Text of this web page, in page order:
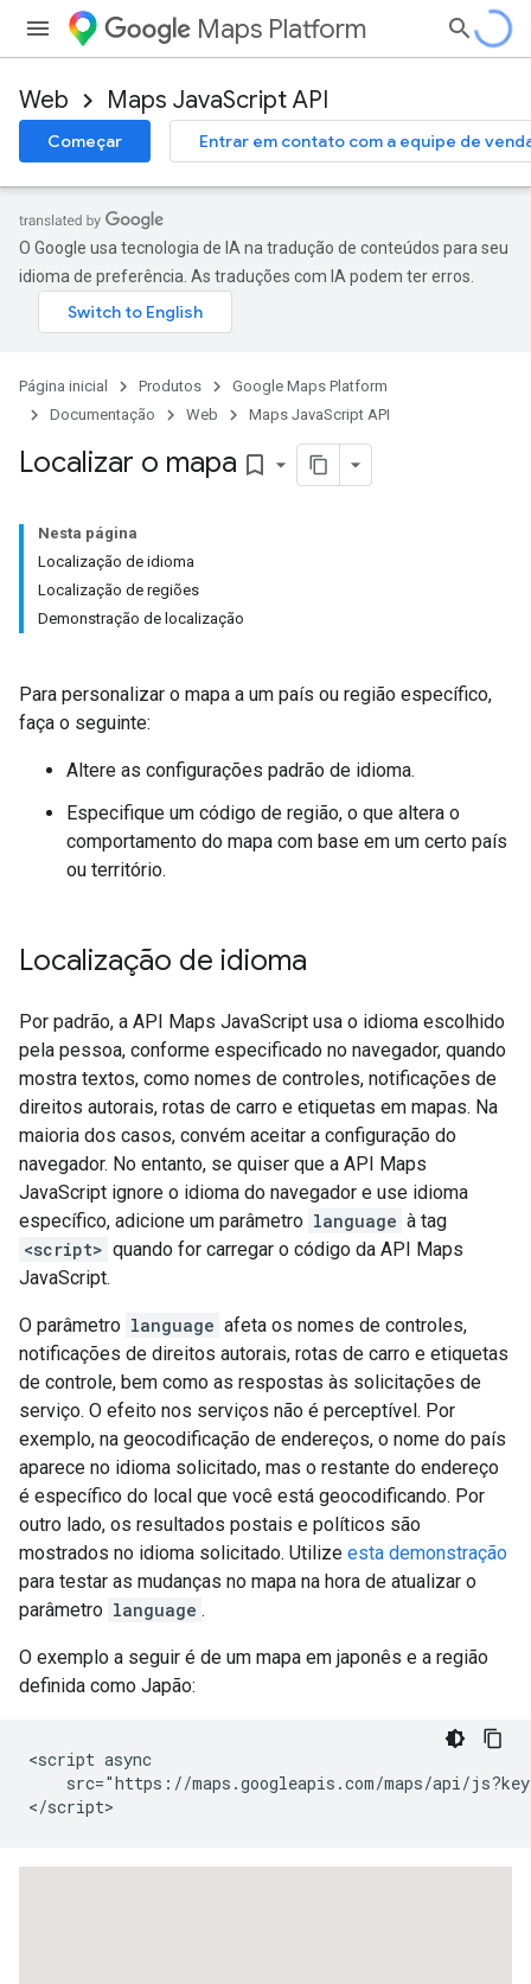
Maps Platform
Web Maps JavaScript API
Começar Entrar em contato com a equipe de
O Google usa tecnologia de IA na tradução de conteúdos para seu
idioma de preferência. As traduções com IA podem ter erros.
Página inicial Produtos
Google Maps Platform
Documentação
Web Maps JavaScript API
Localizar o mapa bookmark_border
Nesta página
Localização de idioma
Localização de regiões
Demonstração de localização
Para personalizar o mapa a um país ou região específico,
faça o seguinte:
Altere as configurações padrão de idioma.
Especifique um código de região, o que altera o
comportamento do mapa com base em um certo país
ou território.
Localização de idioma
Por padrão, a API Maps JavaScript usa o idioma escolhido
pela pessoa, conforme especificado no navegador, quando
mostra textos, como nomes de controles, notificações de
direitos autorais, rotas de carro e etiquetas em mapas. Na
maioria dos casos, convém aceitar a configuração do
navegador. No entanto, se quiser que a API Maps
JavaScript ignore o idioma do navegador e use idioma
específico, adicione um parâmetro language à tag
<script> quando for carregar o código da API Maps
JavaScript.
O parâmetro language afeta os nomes de controles,
notificações de direitos autorais, rotas de carro e etiquetas
de controle, bem como as respostas às solicitações de
serviço. O efeito nos serviços não é perceptível. Por
exemplo, na geocodificação de endereços, o nome do país
aparece no idioma solicitado, mas o restante do endereço
é específico do local que você está geocodificando. Por
outro lado, os resultados postais e políticos são
mostrados no idioma solicitado. Utilize esta demonstração
para testar as mudanças no mapa na hora de atualizar o
parâmetro language .
O exemplo a seguir é de um mapa em japonês e a região
definida como Japão:
<script async
src="https://maps.googleapis.com/maps/api/
</script>